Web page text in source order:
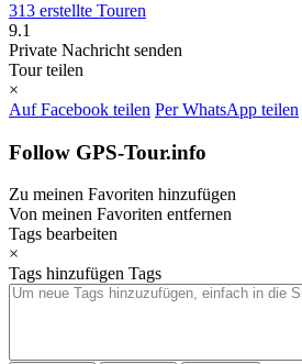
313 erstellte Touren
9.1
Private Nachricht senden
Tour teilen
×
Auf Facebook teilen Per WhatsApp teilen
Follow GPS-Tour.info
Zu meinen Favoriten hinzufügen
Von meinen Favoriten entfernen
Tags bearbeiten
×
Tags hinzufügen Tags